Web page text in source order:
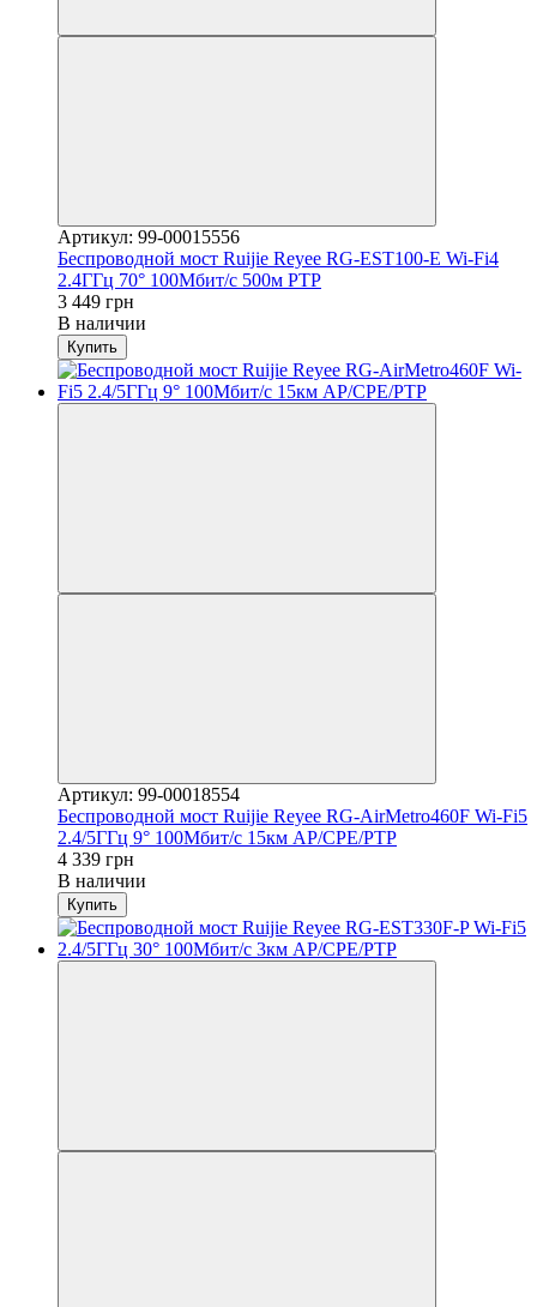
Артикул: 99-00015556
Беспроводной мост Ruijie Reyee RG-EST100-E Wi-Fi4
2.4ГГц 70° 100Мбит/с 500м PTP
3 449 грн
В наличии
Купить
Артикул: 99-00018554
Беспроводной мост Ruijie Reyee RG-AirMetro460F Wi-Fi5
2.4/5ГГц 9° 100Мбит/с 15км AP/CPE/PTP
4 339 грн
В наличии
Купить